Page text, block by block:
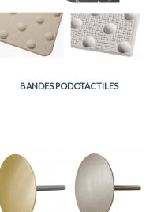
BANDES PODOTACTILES